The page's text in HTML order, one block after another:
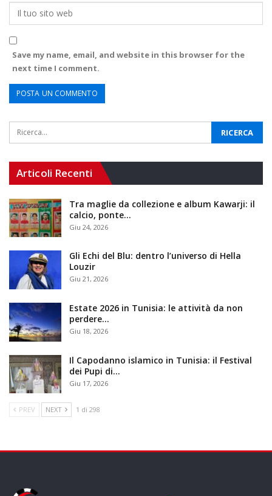
Save my name, email, and website in this browser for the
next time I comment.
Articoli Recenti
Tra maglie da collezione e album Kawarji: il
calcio, ponte…
Giu 24, 2026
Gli Echi del Blu: dentro l’universo di Hella
Louzir
Giu 21, 2026
Estate 2026 in Tunisia: le attività da non
perdere…
Giu 18, 2026
Il Capodanno islamico in Tunisia: il Festival
dei Pupi di…
Giu 17, 2026
PREV NEXT 1 di 298